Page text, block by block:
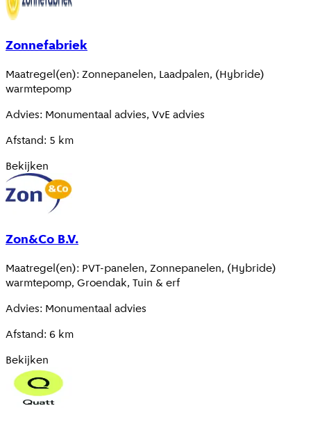
Zonnefabriek
Maatregel(en): Zonnepanelen, Laadpalen, (Hybride)
warmtepomp
Advies: Monumentaal advies, VvE advies
Afstand: 5 km
Bekijken
Zon&Co B.V.
Maatregel(en): PVT-panelen, Zonnepanelen, (Hybride)
warmtepomp, Groendak, Tuin & erf
Advies: Monumentaal advies
Afstand: 6 km
Bekijken